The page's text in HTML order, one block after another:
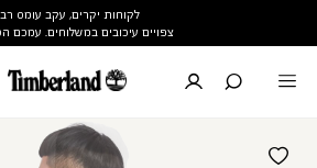
לקוחות יקרים, עקב עומס רב
צפויים עיכובים במשלוחים. עמכם